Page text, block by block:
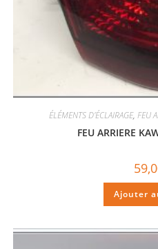
ÉLÉMENTS D'ÉCLAIRAGE, FEU
FEU ARRIERE
Ajouter